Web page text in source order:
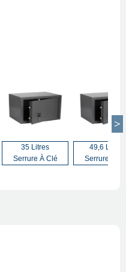
35 Litres
Serrure À Clé
49,6 Litres
Serrure À